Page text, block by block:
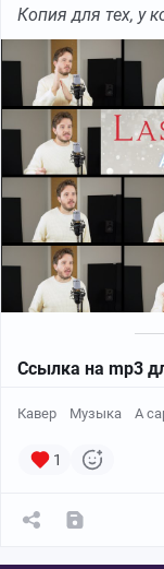
Копия для тех, у
Ссылка на mp3
Кавер Музыка A
1